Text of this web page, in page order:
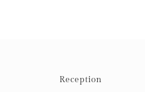
Reception